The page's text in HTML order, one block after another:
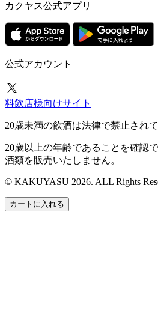
カクヤス公式アプリ
公式アカウント
料飲店様向けサイト
20歳未満の飲酒は法律で禁止され
20歳以上の年齢であることを確認
酒類を販売いたしません。
© KAKUYASU 2026. ALL Rights
カートに入れる